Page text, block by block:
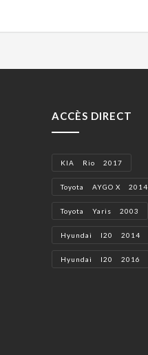
ACCÈS DIRECT
KIA Rio 2017
Toyota AYGO X 2014
Toyota Yaris 2003
Hyundai I20 2014
Hyundai I20 2016